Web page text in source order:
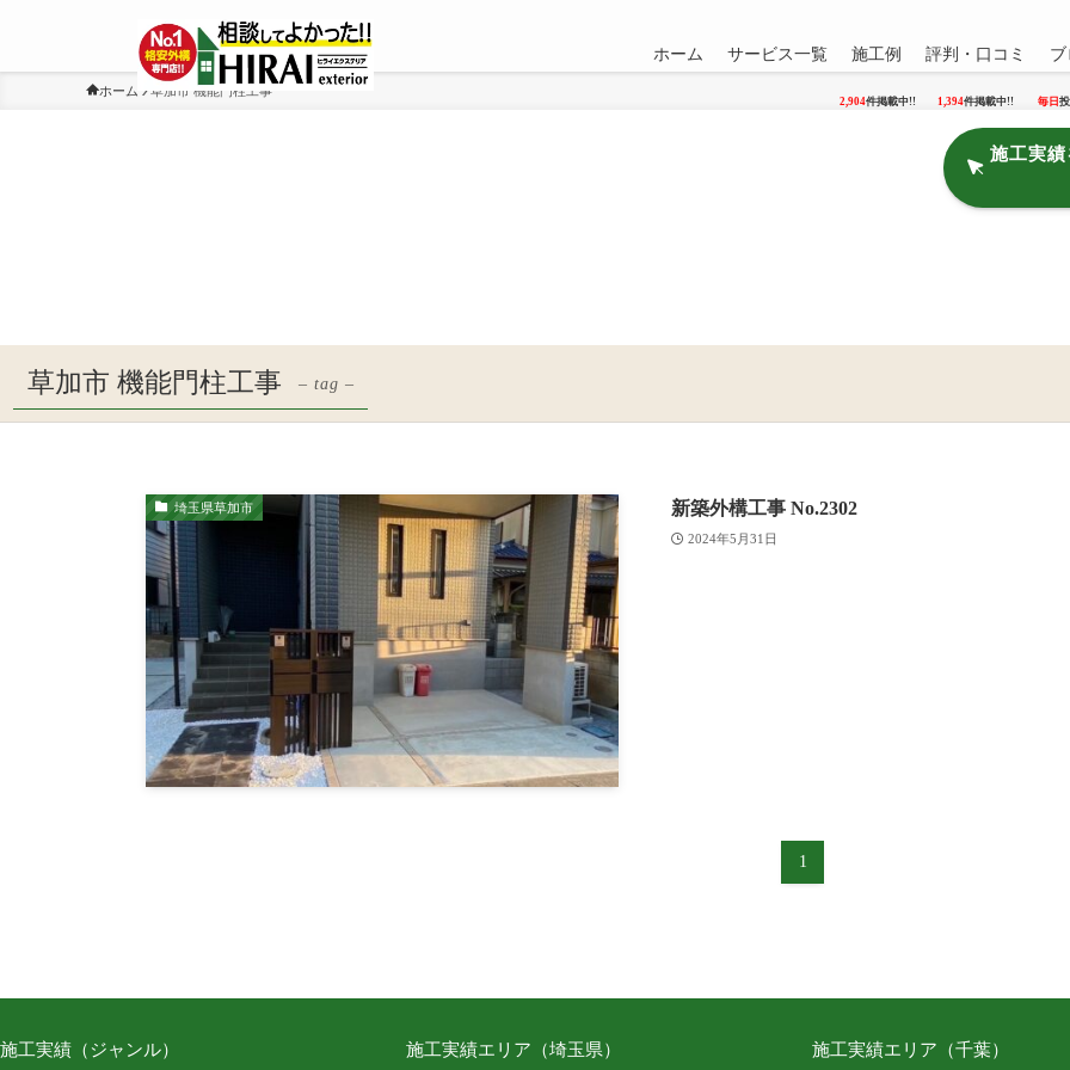
ホーム サービス一覧 施工例
2,904件掲載中!!
評判・口コミ
1,394件掲載中!!
ブ
毎日
ホーム 草加市 機能門柱工事
施工実
草加市 機能門柱工事 – tag –
埼玉県草加市 新築外構工事 No.2302
2024年5月31日
1
施工実績（ジャンル） 施工実績エリア（埼玉県） 施工実績エリア（千葉）